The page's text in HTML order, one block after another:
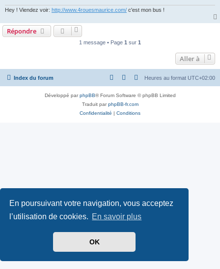
En poursuivant votre navigation, vous acceptez
l’utilisation de cookies. En savoir plus
OK
Hey ! Viendez voir: http://www.4rouesmaurice.com/ c'est mon bus !
Répondre
1 message • Page 1 sur 1
Aller à
Index du forum Heures au format UTC+02:00
Développé parphpBB® Forum Software © phpBB Limited
Traduit parphpBB-fr.com
Confidentialité | Conditions